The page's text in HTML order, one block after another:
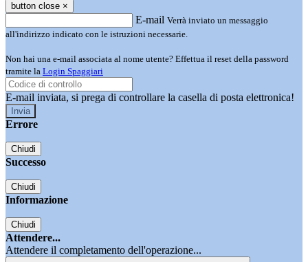
button close ×
E-mail Verrà inviato un messaggio
all'indirizzo indicato con le istruzioni necessarie.
Non hai una e-mail associata al nome utente? Effettua il reset della password
tramite la Login Spaggiari
E-mail inviata, si prega di controllare la casella di posta elettronica!
Errore
Chiudi
Successo
Chiudi
Informazione
Chiudi
Attendere...
Attendere il completamento dell'operazione...